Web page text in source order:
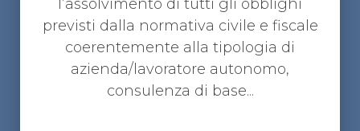
l’assolvimento di tutti gli obblighi
previsti dalla normativa civile e fiscale
coerentemente alla tipologia di
azienda/lavoratore autonomo,
consulenza di base...